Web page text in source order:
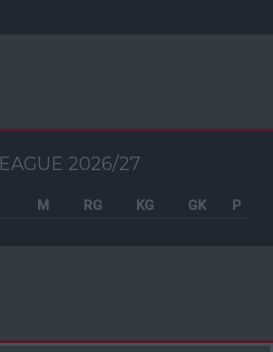
2026/27
M RG KG GK P